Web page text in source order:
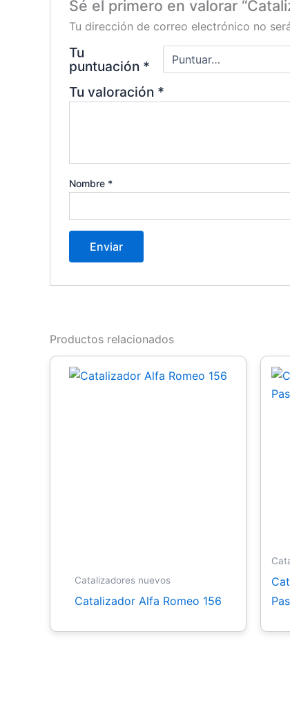
Sé el primero en valorar
Tu dirección de correo electrónico no
Tu
puntuación *
Tu valoración *
Nombre *
Productos relacionados
Catalizadores nuevos
Catalizador Alfa Romeo 156